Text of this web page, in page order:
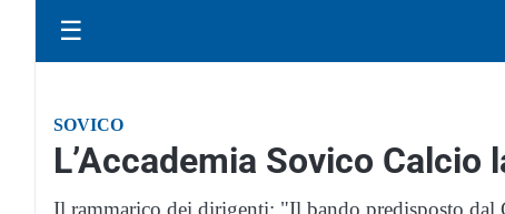
☰
SOVICO
L’Accademia Sovico
Il rammarico dei dirigenti: "Il bando predisposto dal